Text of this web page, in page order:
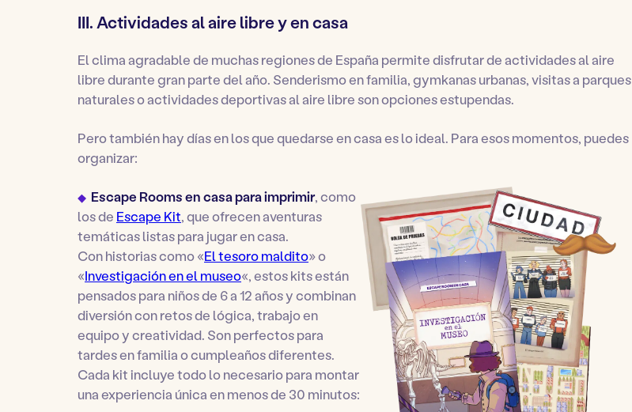
III. Actividades al aire libre y en casa
El clima agradable de muchas regiones de España permite disfrutar de actividades al aire
libre durante gran parte del año. Senderismo en familia, gymkanas urbanas, visitas a parques
naturales o actividades deportivas al aire libre son opciones estupendas.
Pero también hay días en los que quedarse en casa es lo ideal. Para esos momentos, puedes
organizar:
Escape Rooms en casa para imprimir, como
los de Escape Kit, que ofrecen aventuras
temáticas listas para jugar en casa.
Con historias como «El tesoro maldito» o
«Investigación en el museo«, estos kits están
pensados para niños de 6 a 12 años y combinan
diversión con retos de lógica, trabajo en
equipo y creatividad. Son perfectos para
tardes en familia o cumpleaños diferentes.
Cada kit incluye todo lo necesario para montar
una experiencia única en menos de 30 minutos: